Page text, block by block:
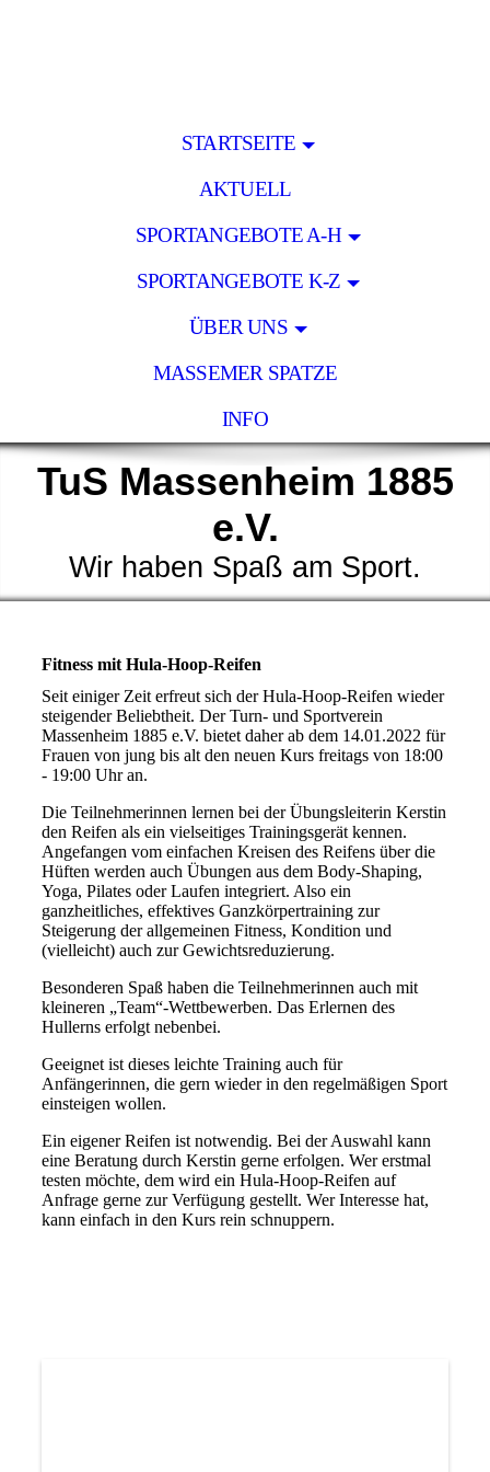
STARTSEITE
AKTUELL
SPORTANGEBOTE A-H
SPORTANGEBOTE K-Z
ÜBER UNS
MASSEMER SPATZE
INFO
TuS Massenheim 1885
e.V.
Wir haben Spaß am Sport.
Fitness mit Hula-Hoop-Reifen
Seit einiger Zeit erfreut sich der Hula-Hoop-Reifen wieder
steigender Beliebtheit. Der Turn- und Sportverein
Massenheim 1885 e.V. bietet daher ab dem 14.01.2022 für
Frauen von jung bis alt den neuen Kurs freitags von 18:00
- 19:00 Uhr an.
Die Teilnehmerinnen lernen bei der Übungsleiterin Kerstin
den Reifen als ein vielseitiges Trainingsgerät kennen.
Angefangen vom einfachen Kreisen des Reifens über die
Hüften werden auch Übungen aus dem Body-Shaping,
Yoga, Pilates oder Laufen integriert. Also ein
ganzheitliches, effektives Ganzkörpertraining zur
Steigerung der allgemeinen Fitness, Kondition und
(vielleicht) auch zur Gewichtsreduzierung.
Besonderen Spaß haben die Teilnehmerinnen auch mit
kleineren „Team“-Wettbewerben. Das Erlernen des
Hullerns erfolgt nebenbei.
Geeignet ist dieses leichte Training auch für
Anfängerinnen, die gern wieder in den regelmäßigen Sport
einsteigen wollen.
Ein eigener Reifen ist notwendig. Bei der Auswahl kann
eine Beratung durch Kerstin gerne erfolgen. Wer erstmal
testen möchte, dem wird ein Hula-Hoop-Reifen auf
Anfrage gerne zur Verfügung gestellt. Wer Interesse hat,
kann einfach in den Kurs rein schnuppern.